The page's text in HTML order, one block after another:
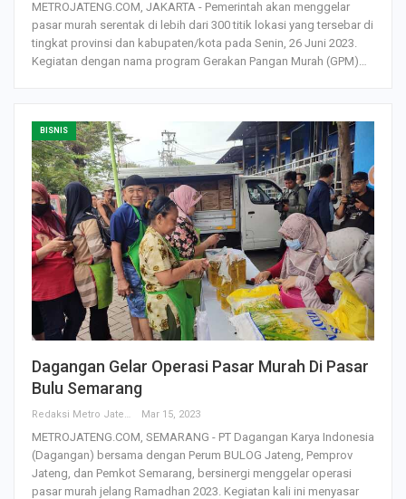
METROJATENG.COM, JAKARTA - Pemerintah akan menggelar
pasar murah serentak di lebih dari 300 titik lokasi yang tersebar di
tingkat provinsi dan kabupaten/kota pada Senin, 26 Juni 2023.
Kegiatan dengan nama program Gerakan Pangan Murah (GPM)…
BISNIS
Dagangan Gelar Operasi Pasar Murah Di Pasar
Bulu Semarang
Mar 15, 2023
METROJATENG.COM, SEMARANG - PT Dagangan Karya Indonesia
(Dagangan) bersama dengan Perum BULOG Jateng, Pemprov
Jateng, dan Pemkot Semarang, bersinergi menggelar operasi
pasar murah jelang Ramadhan 2023. Kegiatan kali ini menyasar